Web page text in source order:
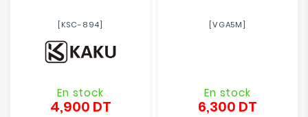
[KSC-894]
En stock
4,900 DTPrix
[VGA5M]
En stock
6,300 DT